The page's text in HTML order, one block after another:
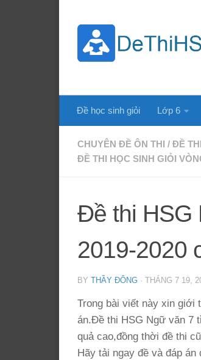
Đề học sinh giỏi Lớp 6
CHUYÊN ĐỀ ÔN THI / ĐỀ
ĐỀ THI HỌC SINH GIỎI
Đề thi HSG
2019-2020
BY THẦY ĐÔNG · THÁNG 7 19,
Trong bài viết này xin giới
án.Đề thi HSG Ngữ văn 7
quả cao,đồng thời đề thi
Hãy tải ngay đề và đáp